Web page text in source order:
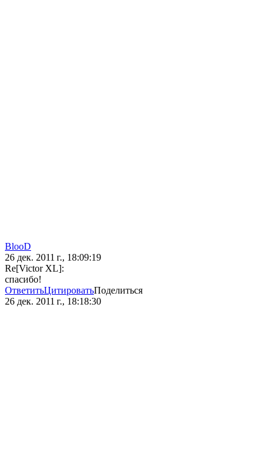
BlooD
26 дек. 2011 г., 18:09:19
Re[Victor XL]:
спасибо!
ОтветитьЦитироватьПоделиться
26 дек. 2011 г., 18:18:30